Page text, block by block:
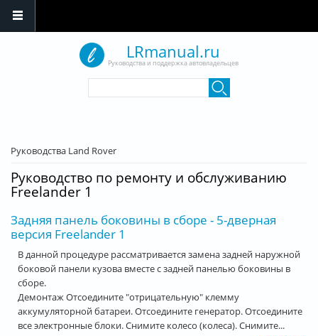
LRmanual.ru
Руководства и поддержка автовладельцев
Вы здесь
Руководства Land Rover
Руководство по ремонту и обслуживанию
Freelander 1
Задняя панель боковины в сборе - 5-дверная
версия Freelander 1
В данной процедуре рассматривается замена задней наружной
боковой панели кузова вместе с задней панелью боковины в
сборе.
Демонтаж Отсоедините "отрицательную" клемму
аккумуляторной батареи. Отсоедините генератор. Отсоедините
все электронные блоки. Снимите колесо (колеса). Снимите...